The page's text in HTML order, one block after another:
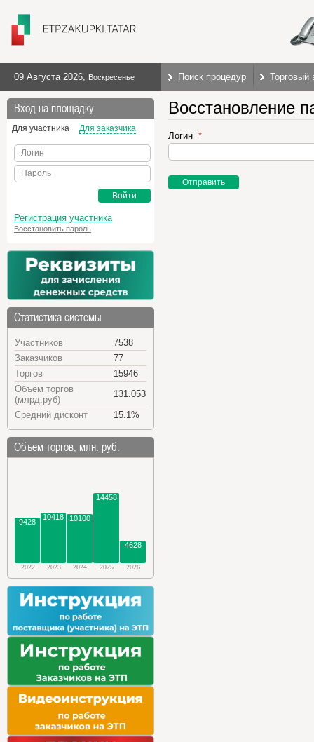
09 Августа 2026, Воскресенье Поиск процедур Торговый
Вход на площадку
Для участника Для заказчика
Логин
Пароль
Войти
Регистрация участника
Восстановить пароль
Статистика системы
Участников
7538
Заказчиков
77
Торгов
15946
Объём торгов
(млрд.руб)
131.053
Средний дисконт
15.1%
Объем торгов, млн. руб.
9428
10418 10100
14458
4628
2022 2023 2024 2025 2026
Восстановление
Логин
Отправить